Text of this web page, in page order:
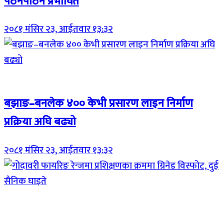
२०८१ मंसिर २३, आईतवार १३:३२
बझाङ–बनलेक ४०० केभी प्रसारण लाइन निर्माण
प्रक्रिया अघि बढ्यो
२०८१ मंसिर २३, आईतवार १३:३२